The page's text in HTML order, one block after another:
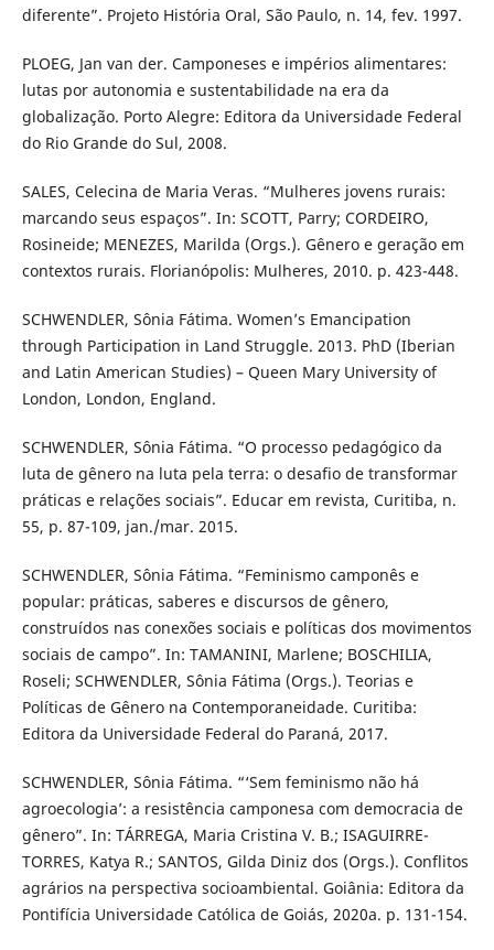
diferente”. Projeto História Oral, São Paulo, n. 14, fev. 1997.
PLOEG, Jan van der. Camponeses e impérios alimentares:
lutas por autonomia e sustentabilidade na era da
globalização. Porto Alegre: Editora da Universidade Federal
do Rio Grande do Sul, 2008.
SALES, Celecina de Maria Veras. “Mulheres jovens rurais:
marcando seus espaços”. In: SCOTT, Parry; CORDEIRO,
Rosineide; MENEZES, Marilda (Orgs.). Gênero e geração em
contextos rurais. Florianópolis: Mulheres, 2010. p. 423-448.
SCHWENDLER, Sônia Fátima. Women’s Emancipation
through Participation in Land Struggle. 2013. PhD (Iberian
and Latin American Studies) – Queen Mary University of
London, London, England.
SCHWENDLER, Sônia Fátima. “O processo pedagógico da
luta de gênero na luta pela terra: o desafio de transformar
práticas e relações sociais”. Educar em revista, Curitiba, n.
55, p. 87-109, jan./mar. 2015.
SCHWENDLER, Sônia Fátima. “Feminismo camponês e
popular: práticas, saberes e discursos de gênero,
construídos nas conexões sociais e políticas dos movimentos
sociais de campo”. In: TAMANINI, Marlene; BOSCHILIA,
Roseli; SCHWENDLER, Sônia Fátima (Orgs.). Teorias e
Políticas de Gênero na Contemporaneidade. Curitiba:
Editora da Universidade Federal do Paraná, 2017.
SCHWENDLER, Sônia Fátima. “‘Sem feminismo não há
agroecologia’: a resistência camponesa com democracia de
gênero”. In: TÁRREGA, Maria Cristina V. B.; ISAGUIRRE-
TORRES, Katya R.; SANTOS, Gilda Diniz dos (Orgs.). Conflitos
agrários na perspectiva socioambiental. Goiânia: Editora da
Pontifícia Universidade Católica de Goiás, 2020a. p. 131-154.